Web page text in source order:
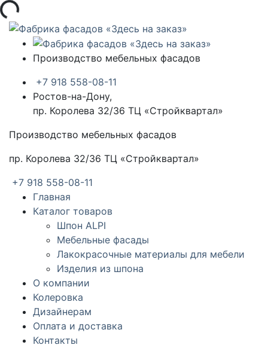
Производство мебельных фасадов
+7 918 558-08-11
Ростов-на-Дону,
пр. Королева 32/36 ТЦ «Стройквартал»
Производство мебельных фасадов
пр. Королева 32/36 ТЦ «Стройквартал»
+7 918 558-08-11
Главная
Каталог товаров
Шпон ALPI
Мебельные фасады
Лакокрасочные материалы для мебели
Изделия из шпона
О компании
Колеровка
Дизайнерам
Оплата и доставка
Контакты